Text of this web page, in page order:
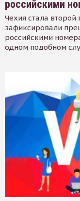
российскими
Чехия стала второй
зафиксировали
российскими
одном подобном